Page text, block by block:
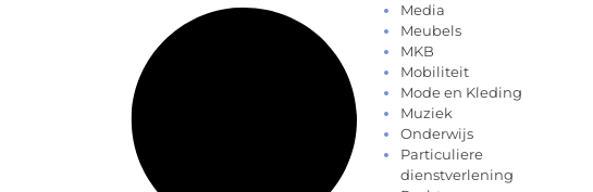
Media
Meubels
MKB
Mobiliteit
Mode en Kleding
Muziek
Onderwijs
Particuliere
dienstverlening